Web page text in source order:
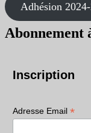
Adhésion
Abonnement
Inscription
Adresse Email *